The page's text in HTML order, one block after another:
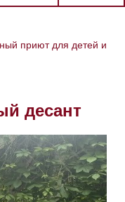
приют для детей и
десант